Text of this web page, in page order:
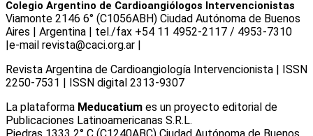
Colegio Argentino de Cardioangiólogos Intervencionistas
Viamonte 2146 6° (C1056ABH) Ciudad Autónoma de Buenos
Aires | Argentina | tel./fax +54 11 4952-2117 / 4953-7310
|e-mail revista@caci.org.ar |
Revista Argentina de Cardioangiologí­a Intervencionista | ISSN
2250-7531 | ISSN digital 2313-9307
La plataforma Meducatium es un proyecto editorial de
Publicaciones Latinoamericanas S.R.L.